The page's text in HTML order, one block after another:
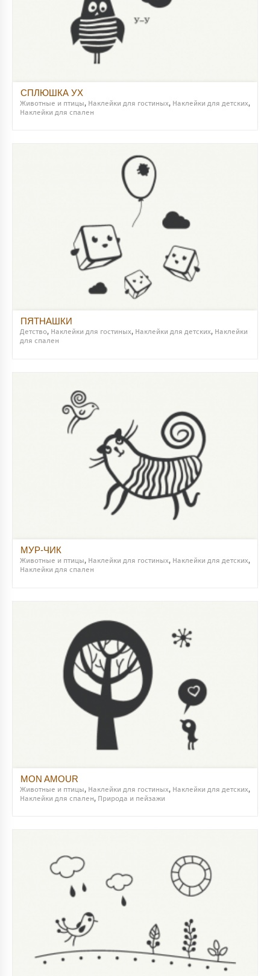
СПЛЮШКА УХ
Животные и птицы, Наклейки для гостиных, Наклейки для детских,
Наклейки для спален
ПЯТНАШКИ
Детство, Наклейки для гостиных, Наклейки для детских, Наклейки
для спален
МУР-ЧИК
Животные и птицы, Наклейки для гостиных, Наклейки для детских,
Наклейки для спален
MON AMOUR
Животные и птицы, Наклейки для гостиных, Наклейки для детских,
Наклейки для спален, Природа и пейзажи